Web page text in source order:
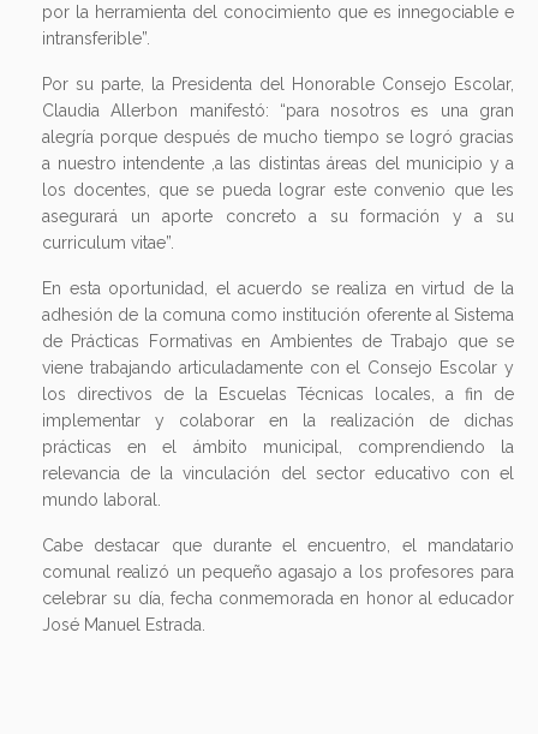
por la herramienta del conocimiento que es innegociable e
intransferible”.
Por su parte, la Presidenta del Honorable Consejo Escolar,
Claudia Allerbon manifestó: “para nosotros es una gran
alegría porque después de mucho tiempo se logró gracias
a nuestro intendente ,a las distintas áreas del municipio y a
los docentes, que se pueda lograr este convenio que les
asegurará un aporte concreto a su formación y a su
curriculum vitae”.
En esta oportunidad, el acuerdo se realiza en virtud de la
adhesión de la comuna como institución oferente al Sistema
de Prácticas Formativas en Ambientes de Trabajo que se
viene trabajando articuladamente con el Consejo Escolar y
los directivos de la Escuelas Técnicas locales, a fin de
implementar y colaborar en la realización de dichas
prácticas en el ámbito municipal, comprendiendo la
relevancia de la vinculación del sector educativo con el
mundo laboral.
Cabe destacar que durante el encuentro, el mandatario
comunal realizó un pequeño agasajo a los profesores para
celebrar su día, fecha conmemorada en honor al educador
José Manuel Estrada.